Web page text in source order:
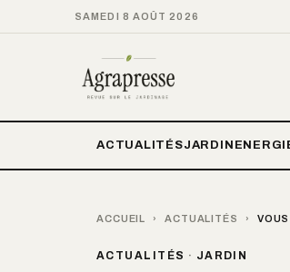
SAMEDI 8 AOÛT 2026
ACTUALITÉSJARDIN
ACCUEIL › ACTUALITÉS ›
ACTUALITÉS · JARDIN